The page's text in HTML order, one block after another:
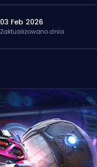
03 Feb 2026
Zaktualizowano dnia